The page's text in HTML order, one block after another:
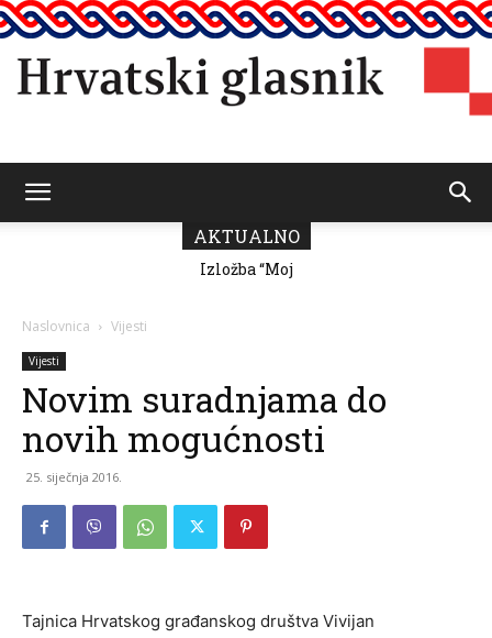
AKTUALNO
Predsjednik
Izložba “Moj
Naslovnica Vijesti
Vijesti
Novim suradnjama do
novih mogućnosti
25. siječnja 2016.
Tajnica Hrvatskog građanskog društva Vivijan